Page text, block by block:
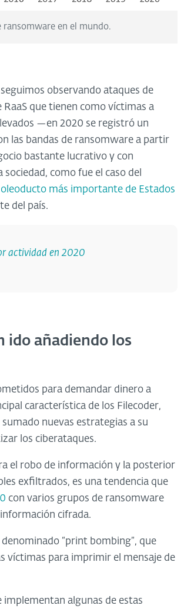
ransomware en el mundo.
observando ataques de
que tienen como víctimas a
—en 2020 se registró un
las bandas de ransomware a partir
bastante lucrativo y con
sociedad, como fue el caso del
más importante de Estados
del país.
actividad en 2020
ido añadiendo los
para demandar dinero a
característica de los Filecoder,
nuevas estrategias a su
los ciberataques.
el robo de información y la posterior
exfiltrados, es una tendencia que
con varios grupos de ransomware
cifrada.
“print bombing”, que
víctimas para imprimir el mensaje de
algunas de estas